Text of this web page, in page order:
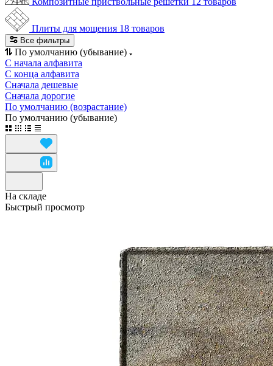
Плиты для мощения 18 товаров
Все фильтры
По умолчанию (убывание)
С начала алфавита
С конца алфавита
Сначала дешевые
Сначала дорогие
По умолчанию (возрастание)
По умолчанию (убывание)
На складе
Быстрый просмотр